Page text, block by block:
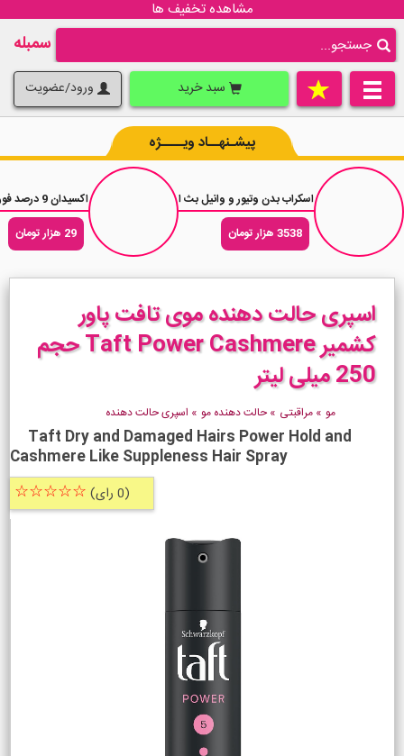
مشاهده تخفیف ها
سمبله
سبد خرید ورود/عضویت
پیشـنهــاد ویــــژه
اسکراب بدن وتیور و وانیل بث اند بادی ورکس Bath Body Mindful Pause وزن 482 گرم
3538 هزار تومان
اکسیدان 9 درصد فورگرلز شماره 30 حجم 180 میل
29 هزار تومان
اسپری حالت دهنده موی تافت پاور
کشمیر Taft Power Cashmere حجم
250 میلی لیتر
مو » مراقبتی » حالت دهنده مو » اسپری حالت دهنده
Taft Dry and Damaged Hairs Power Hold and
Cashmere Like Suppleness Hair Spray
(0 رای) ☆☆☆☆☆